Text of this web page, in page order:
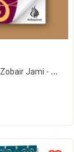
Avec Allah et Ses sublimes noms - Mohammed Zobair Jami - Al Bayyinah